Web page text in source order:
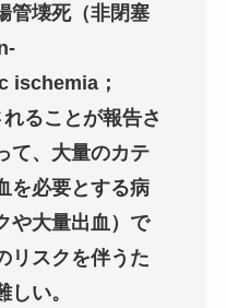
管壊死（非閉塞
ischemia；
ることが報告さ
て、大量のカテ
を必要とする病
や大量出血）で
リスクを伴うた
い。